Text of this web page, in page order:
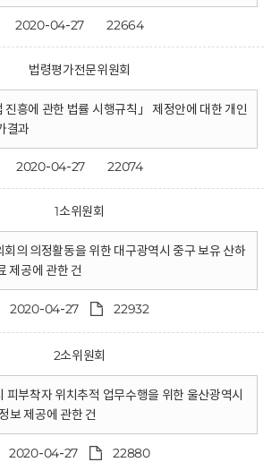
2020-04-27 22664
법령평가전문위원회
진흥에 관한 법률 시행규칙」 제정안에 대한 개인
결과
2020-04-27 22074
1소위원회
의 의정활동을 위한 대구광역시 중구 보유 산하
제공에 관한 건
2020-04-27 22932
2소위원회
피부착자 위치추적 업무수행을 위한 울산광역시
보 제공에 관한 건
2020-04-27 22880